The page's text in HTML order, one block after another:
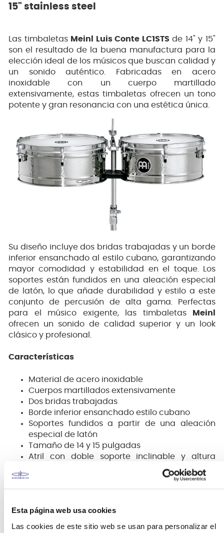
Esta página web usa cookies
Las cookies de este sitio web se usan para personalizar el
15" stainless steel
Las timbaletas Meinl Luis Conte LC1STS de 14" y 15"
son el resultado de la buena manufactura para la
elección ideal de los músicos que buscan calidad y
un sonido auténtico. Fabricadas en acero
inoxidable con un cuerpo martillado
extensivamente, estas timbaletas ofrecen un tono
potente y gran resonancia con una estética única.
Su diseño incluye dos bridas trabajadas y un borde
inferior ensanchado al estilo cubano, garantizando
mayor comodidad y estabilidad en el toque. Los
soportes están fundidos en una aleación especial
de latón, lo que añade durabilidad y estilo a este
conjunto de percusión de alta gama. Perfectas
para el músico exigente, las timbaletas
Meinl
ofrecen un sonido de calidad superior y un look
clásico y profesional.
Características
Material de acero inoxidable
Cuerpos martillados extensivamente
Dos ​​bridas trabajadas
Borde inferior ensanchado estilo cubano
Soportes fundidos a partir de una aleación
especial de latón
Tamaño de 14 y 15 pulgadas
Atril con doble soporte inclinable y altura
las necesidades estadounidenses de la música pop